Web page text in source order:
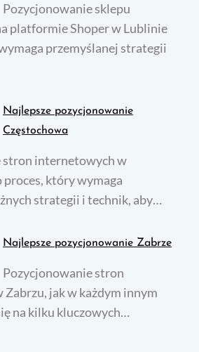
Pozycjonowanie sklepu
platformie Shoper w Lublinie
przemyślanej strategii
Najlepsze pozycjonowanie
Częstochowa
stron internetowych w
który wymaga
strategii i technik, aby…
Najlepsze pozycjonowanie Zabrze
Pozycjonowanie stron
jak w każdym innym
na kilku kluczowych…